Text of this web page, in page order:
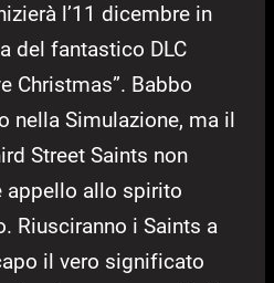
l’11 dicembre in
del fantastico DLC
Christmas”. Babbo
nella Simulazione, ma il
Street Saints non
appello allo spirito
Riusciranno i Saints a
il vero significato